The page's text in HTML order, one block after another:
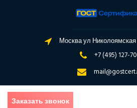
Москва ул Николоямская
+7 (495) 127-
Заказать звонок